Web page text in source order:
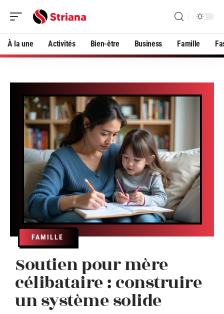
À la une Activités Bien-être Business Famille
FAMILLE
Soutien pour mère
célibataire : construire
un système solide